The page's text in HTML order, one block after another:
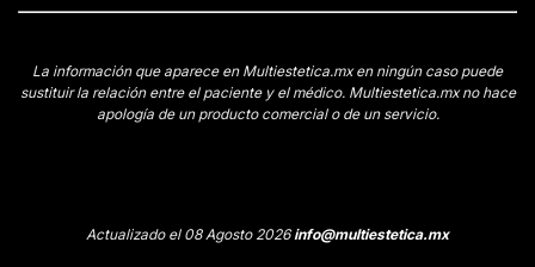
La información que aparece en Multiestetica.mx en ningún caso puede
sustituir la relación entre el paciente y el médico. Multiestetica.mx no hace
apología de un producto comercial o de un servicio.
Actualizado el 08 Agosto 2026info@multiestetica.mx